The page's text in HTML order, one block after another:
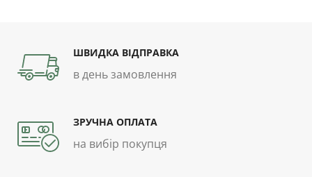
ШВИДКА ВІДПРАВКА
в день замовлення
ЗРУЧНА ОПЛАТА
на вибір покупця